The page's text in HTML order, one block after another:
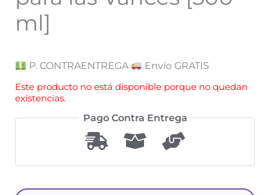
ml]
P. CONTRAENTREGA Envío GRATIS
Este producto no está disponible porque no quedan
existencias.
Pago Contra Entrega